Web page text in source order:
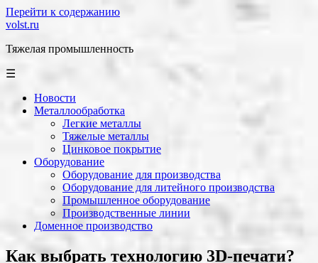
Перейти к содержанию
volst.ru
Тяжелая промышленность
☰
Новости
Металлообработка
Легкие металлы
Тяжелые металлы
Цинковое покрытие
Оборудование
Оборудование для производства
Оборудование для литейного производства
Промышленное оборудование
Производственные линии
Доменное производство
Как выбрать технологию 3D-печати?